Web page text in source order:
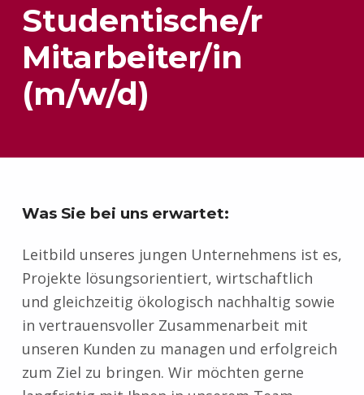
Studentische/r
Mitarbeiter/in
(m/w/d)
Was Sie bei uns erwartet:
Leitbild unseres jungen Unternehmens ist es,
Projekte lösungsorientiert, wirtschaftlich
und gleichzeitig ökologisch nachhaltig sowie
in vertrauensvoller Zusammenarbeit mit
unseren Kunden zu managen und erfolgreich
zum Ziel zu bringen. Wir möchten gerne